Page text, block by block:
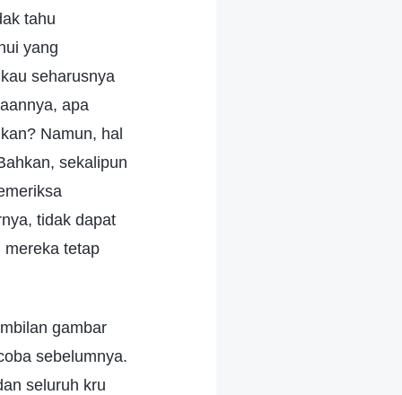
tahu
yang
seharusnya
apa
Namun, hal
sekalipun
tidak dapat
mereka tetap
gambar
sebelumnya.
seluruh kru